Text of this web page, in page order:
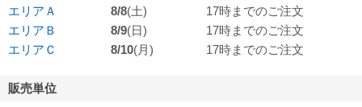
エリアＡ
8/8(土)
17時までのご注文
エリアＢ
8/9(日)
17時までのご注文
エリアＣ
8/10(月) 17時までのご注文
販売単位